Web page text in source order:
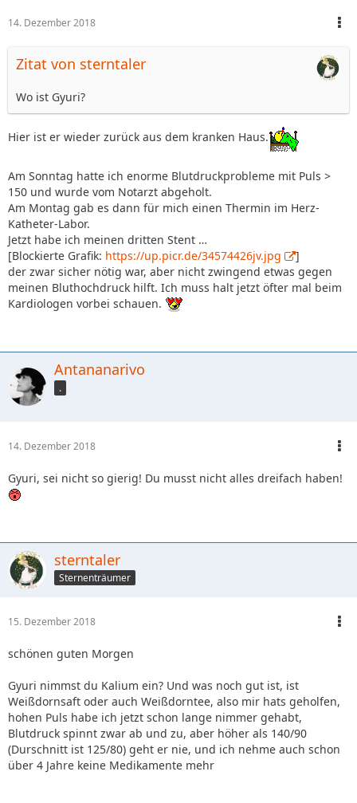
14. Dezember 2018
Zitat von sterntaler
Wo ist Gyuri?
Hier ist er wieder zurück aus dem kranken Haus.
Am Sonntag hatte ich enorme Blutdruckprobleme mit Puls >
150 und wurde vom Notarzt abgeholt.
Am Montag gab es dann für mich einen Thermin im Herz-
Katheter-Labor.
Jetzt habe ich meinen dritten Stent …
[Blockierte Grafik: https://up.picr.de/34574426jv.jpg
]
der zwar sicher nötig war, aber nicht zwingend etwas gegen
meinen Bluthochdruck hilft. Ich muss halt jetzt öfter mal beim
Kardiologen vorbei schauen.
Antananarivo
.
14. Dezember 2018
Gyuri, sei nicht so gierig! Du musst nicht alles dreifach haben!
sterntaler
Sternenträumer
15. Dezember 2018
schönen guten Morgen
Gyuri nimmst du Kalium ein? Und was noch gut ist, ist
Weißdornsaft oder auch Weißdorntee, also mir hats geholfen,
hohen Puls habe ich jetzt schon lange nimmer gehabt,
Blutdruck spinnt zwar ab und zu, aber höher als 140/90
(Durschnitt ist 125/80) geht er nie, und ich nehme auch schon
über 4 Jahre keine Medikamente mehr